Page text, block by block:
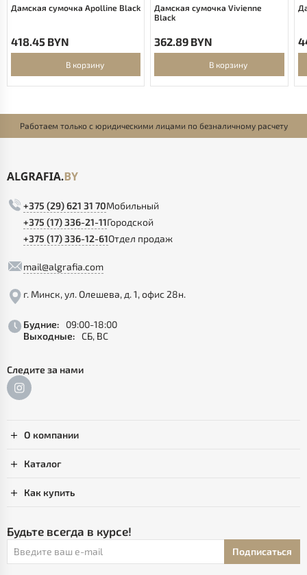
Дамская сумочка Apolline Black
418.45 BYN
В корзину
Дамская сумочка Vivienne
Black
362.89 BYN
В корзину
Работаем только с юридическими лицами по безналичному расчету
+375 (29) 621 31 70Мобильный
+375 (17) 336-21-11Городской
+375 (17) 336-12-61Отдел продаж
mail@algrafia.com
г. Минск, ул. Олешева, д. 1, офис 28н.
Будние:
09:00-18:00
Выходные: СБ, ВС
Следите за нами
О компании
Каталог
Как купить
Будьте всегда в курсе!
Подписаться